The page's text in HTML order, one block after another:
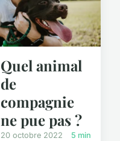
Quel animal
de
compagnie
ne pue pas ?
20 octobre 2022 5 min